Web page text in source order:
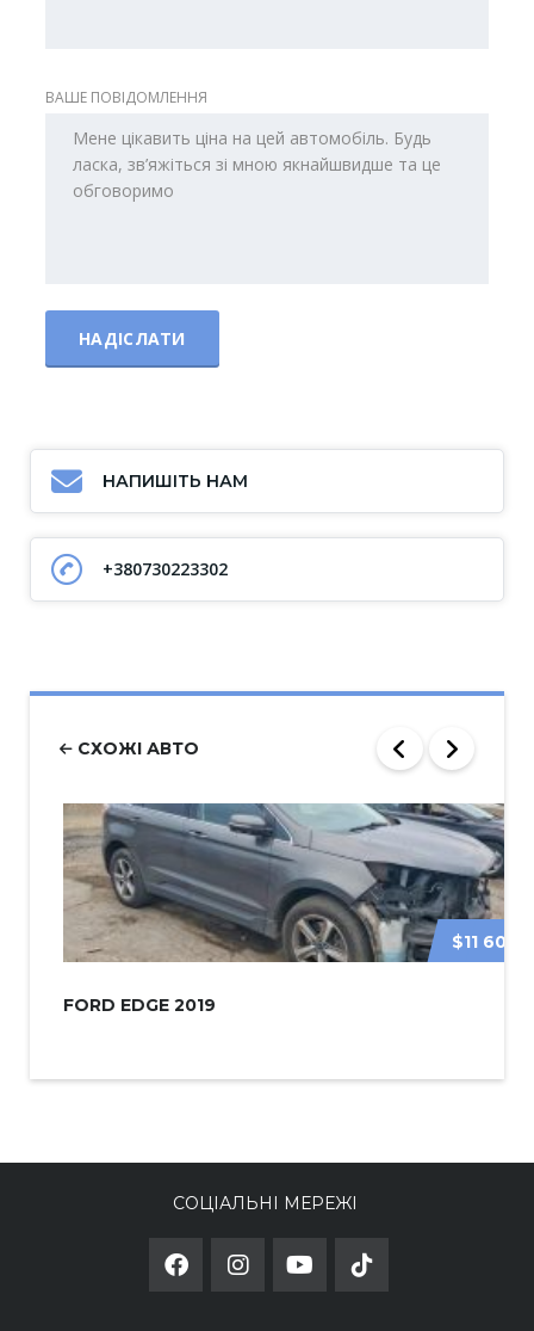
ВАШЕ ПОВІДОМЛЕННЯ
НАПИШІТЬ НАМ
+380730223302
СХОЖІ АВТО
$11 600
FORD EDGE 2019
СОЦІАЛЬНІ МЕРЕЖІ